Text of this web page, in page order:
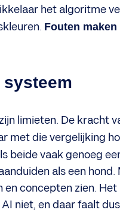
het algoritme
Fouten
limieten. De kracht
met die vergelijking
beide vaak genoeg
als een
concepten zien.
niet, en daar faalt